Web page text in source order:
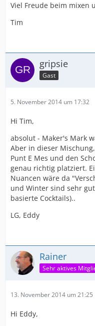
Viel Freude beim mixen
Tim
gripsie
Gast
5. November 2014 um 17:32
Hi Tim,
absolut - Maker's Mark
Aber in dieser
Punt E Mes und den
genau richtig platziert.
Nuancen wäre da
und Winter sind sehr
basierte Cocktails)..
LG, Eddy
Rainer
Sehr aktives
13. November 2014 um 21:25
Hi Eddy,